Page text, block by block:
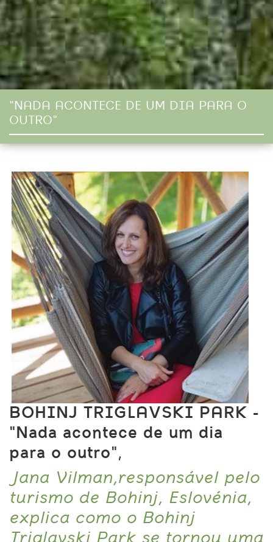
"NADA ACONTECE DE UM DIA PARA O
OUTRO"
BOHINJ TRIGLAVSKI PARK -
"Nada acontece de um dia
para o outro",
Jana Vilman,responsável pelo
turismo de Bohinj, Eslovénia,
explica como o Bohinj